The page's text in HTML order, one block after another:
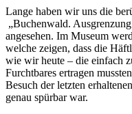
Lange haben wir uns die
„Buchenwald.
angesehen. Im Museum
welche zeigen, dass die
wie wir heute – die einfach
Furchtbares ertragen
Besuch der letzten
genau spürbar war.